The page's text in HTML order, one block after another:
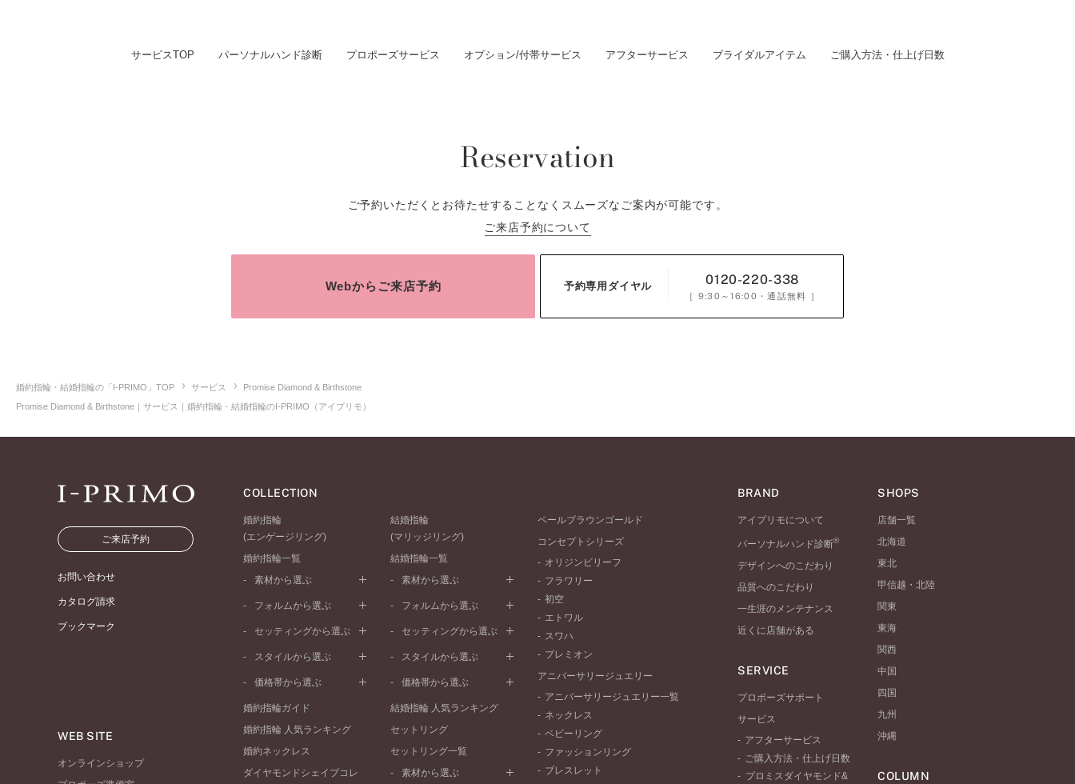
サービスTOP パーソナルハンド診断 プロポーズサービス オプション/付帯サービス アフターサービス ブライダルアイテム ご購入方法・仕上げ日数
Reservation
ご予約いただくとお待たせすることなくスムーズなご案内が可能です。
ご来店予約について
Webからご来店予約 予約専用ダイヤル 0120-220-338
［ 9:30～16:00 ・通話無料 ］
婚約指輪・結婚指輪の「I-PRIMO」TOP サービス
Promise Diamond & Birthstone
Promise Diamond & Birthstone｜サービス｜婚約指輪・結婚指輪のI-PRIMO（アイプリモ）
ご来店予約
お問い合わせ
カタログ請求
ブックマーク
WEB SITE
オンラインショップ
COLLECTION
婚約指輪
(エンゲージリング)
婚約指輪一覧
素材から選ぶ
プラチナ
ピンクゴールド
ペールブラウンゴールド
フォルムから選ぶ
ストレートライン
V字ライン
セッティングから選ぶ
ソリテール
ダブルサイドメレ
ラインメレ
スタイルから選ぶ
シンプル
モード
エレガント
ゴージャス
価格帯から選ぶ
50万円台～
20万円台～
10万円台～
婚約指輪ガイド
婚約指輪 人気ランキング
婚約ネックレス
ダイヤモンドシェイプコレ
結婚指輪
(マリッジリング)
結婚指輪一覧
素材から選ぶ
プラチナ
ピンクゴールド
ペールブラウンゴールド
フォルムから選ぶ
ストレートライン
V字ライン
セッティングから選ぶ
プレーン
セベラルメレ
ラインメレ
スタイルから選ぶ
シンプル
モード
エレガント
ゴージャス
価格帯から選ぶ
50万円～
20万円～30万円
10万円～20万円
結婚指輪 人気ランキング
セットリング
セットリング一覧
素材から選ぶ
ペールブラウンゴールド
コンセプトシリーズ
オリジンビリーフ
フラワリー
初空
エトワル
スワハ
プレミオン
アニバーサリージュエリー
アニバーサリージュエリー一覧
ネックレス
ベビーリング
ファッションリング
ブレスレット
BRAND
アイプリモについて
パーソナルハンド診断®
デザインへのこだわり
品質へのこだわり
一生涯のメンテナンス
近くに店舗がある
SERVICE
プロポーズサポート
サービス
アフターサービス
ご購入方法・仕上げ日数
プロミスダイヤモンド&
SHOPS
店舗一覧
北海道
東北
甲信越・北陸
関東
東海
関西
中国
四国
九州
沖縄
COLUMN